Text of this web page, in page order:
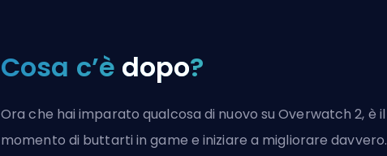
Cosa c’è dopo?
Ora che hai imparato qualcosa di nuovo su Overwatch 2, è il
momento di buttarti in game e iniziare a migliorare